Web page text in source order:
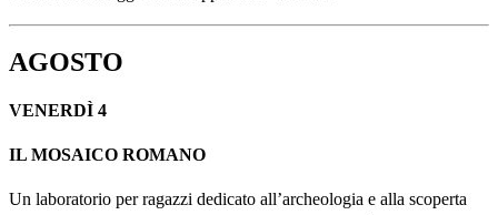
AGOSTO
VENERDÌ 4
IL MOSAICO ROMANO
Un laboratorio per ragazzi dedicato all’archeologia e alla scoperta